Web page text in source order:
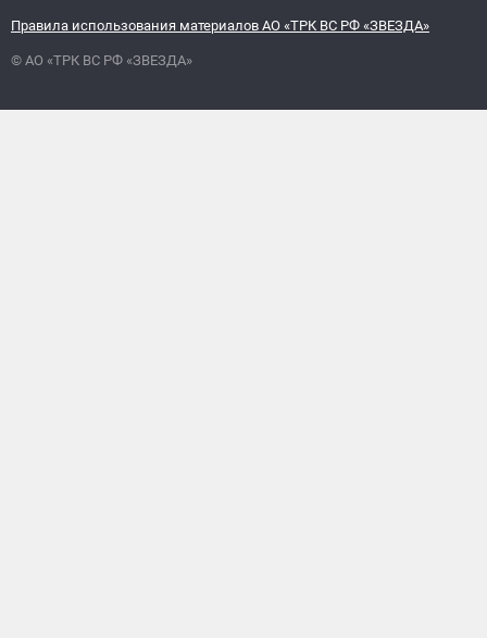
Правила использования материалов АО «ТРК ВС РФ «ЗВЕЗДА»
© АО «ТРК ВС РФ «ЗВЕЗДА»